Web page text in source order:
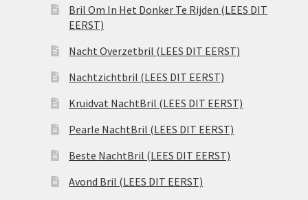
Bril Om In Het Donker Te Rijden (LEES DIT
EERST)
Nacht Overzetbril (LEES DIT EERST)
Nachtzichtbril (LEES DIT EERST)
Kruidvat NachtBril (LEES DIT EERST)
Pearle NachtBril (LEES DIT EERST)
Beste NachtBril (LEES DIT EERST)
Avond Bril (LEES DIT EERST)